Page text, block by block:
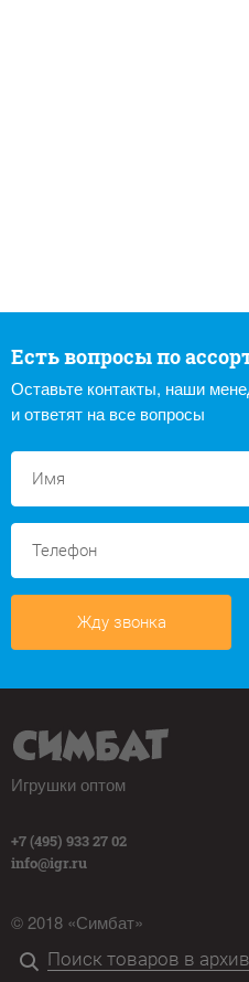
Есть вопросы по
Оставьте контакты, наши
и ответят на все вопросы
Жду звонка
Игрушки оптом
+7 (495) 933 27 02
info@igr.ru
© 2018 «Симбат»